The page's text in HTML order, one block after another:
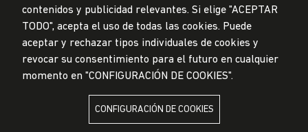
LA UNIVERSIDAD DE LIMA ES MIEMBRO DE
contenidos y publicidad relevantes. Si elige "ACEPTAR
TODO", acepta el uso de todas las cookies. Puede
aceptar y rechazar tipos individuales de cookies y
revocar su consentimiento para el futuro en cualquier
momento en "CONFIGURACIÓN DE COOKIES".
CONFIGURACIÓN DE COOKIES